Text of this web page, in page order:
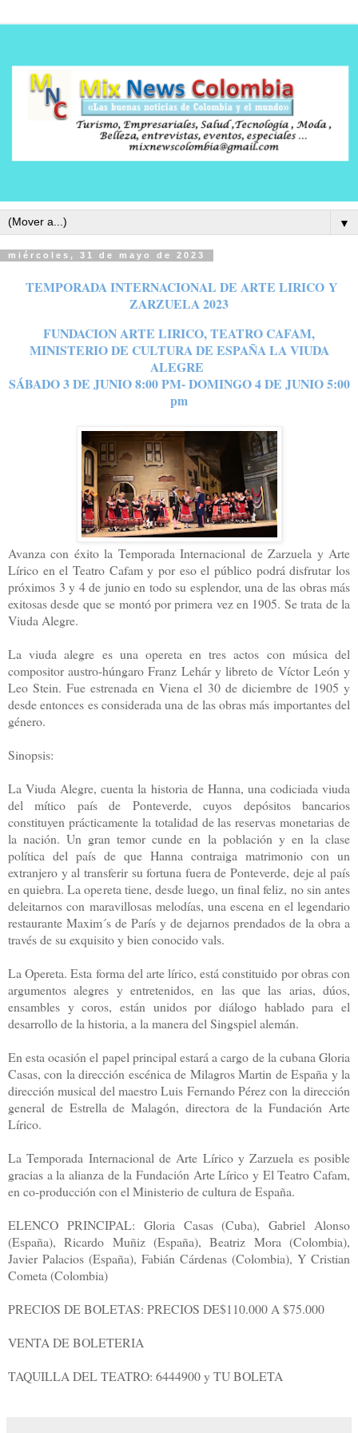
▼
miércoles, 31 de mayo de 2023
TEMPORADA INTERNACIONAL DE ARTE LIRICO Y
ZARZUELA 2023
FUNDACION ARTE LIRICO, TEATRO CAFAM,
MINISTERIO DE CULTURA DE ESPAÑA LA VIUDA
ALEGRE
SÁBADO 3 DE JUNIO 8:00 PM- DOMINGO 4 DE JUNIO 5:00
pm
Avanza con éxito la Temporada Internacional de Zarzuela y Arte
Lírico en el Teatro Cafam y por eso el público podrá disfrutar los
próximos 3 y 4 de junio en todo su esplendor, una de las obras más
exitosas desde que se montó por primera vez en 1905. Se trata de la
Viuda Alegre.
La viuda alegre es una opereta en tres actos con música del
compositor austro-húngaro Franz Lehár y libreto de Víctor León y
Leo Stein. Fue estrenada en Viena el 30 de diciembre de 1905 y
desde entonces es considerada una de las obras más importantes del
género.
Sinopsis:
La Viuda Alegre, cuenta la historia de Hanna, una codiciada viuda
del mítico país de Ponteverde, cuyos depósitos bancarios
constituyen prácticamente la totalidad de las reservas monetarias de
la nación. Un gran temor cunde en la población y en la clase
política del país de que Hanna contraiga matrimonio con un
extranjero y al transferir su fortuna fuera de Ponteverde, deje al país
en quiebra. La opereta tiene, desde luego, un final feliz, no sin antes
deleitarnos con maravillosas melodías, una escena en el legendario
restaurante Maxim´s de París y de dejarnos prendados de la obra a
través de su exquisito y bien conocido vals.
La Opereta. Esta forma del arte lírico, está constituido por obras con
argumentos alegres y entretenidos, en las que las arias, dúos,
ensambles y coros, están unidos por diálogo hablado para el
desarrollo de la historia, a la manera del Singspiel alemán.
En esta ocasión el papel principal estará a cargo de la cubana Gloria
Casas, con la dirección escénica de Milagros Martin de España y la
dirección musical del maestro Luis Fernando Pérez con la dirección
general de Estrella de Malagón, directora de la Fundación Arte
Lírico.
La Temporada Internacional de Arte Lírico y Zarzuela es posible
gracias a la alianza de la Fundación Arte Lírico y El Teatro Cafam,
en co-producción con el Ministerio de cultura de España.
ELENCO PRINCIPAL: Gloria Casas (Cuba), Gabriel Alonso
(España), Ricardo Muñiz (España), Beatriz Mora (Colombia),
Javier Palacios (España), Fabián Cárdenas (Colombia), Y Cristian
Cometa (Colombia)
PRECIOS DE BOLETAS: PRECIOS DE$110.000 A $75.000
VENTA DE BOLETERIA
TAQUILLA DEL TEATRO: 6444900 y TU BOLETA